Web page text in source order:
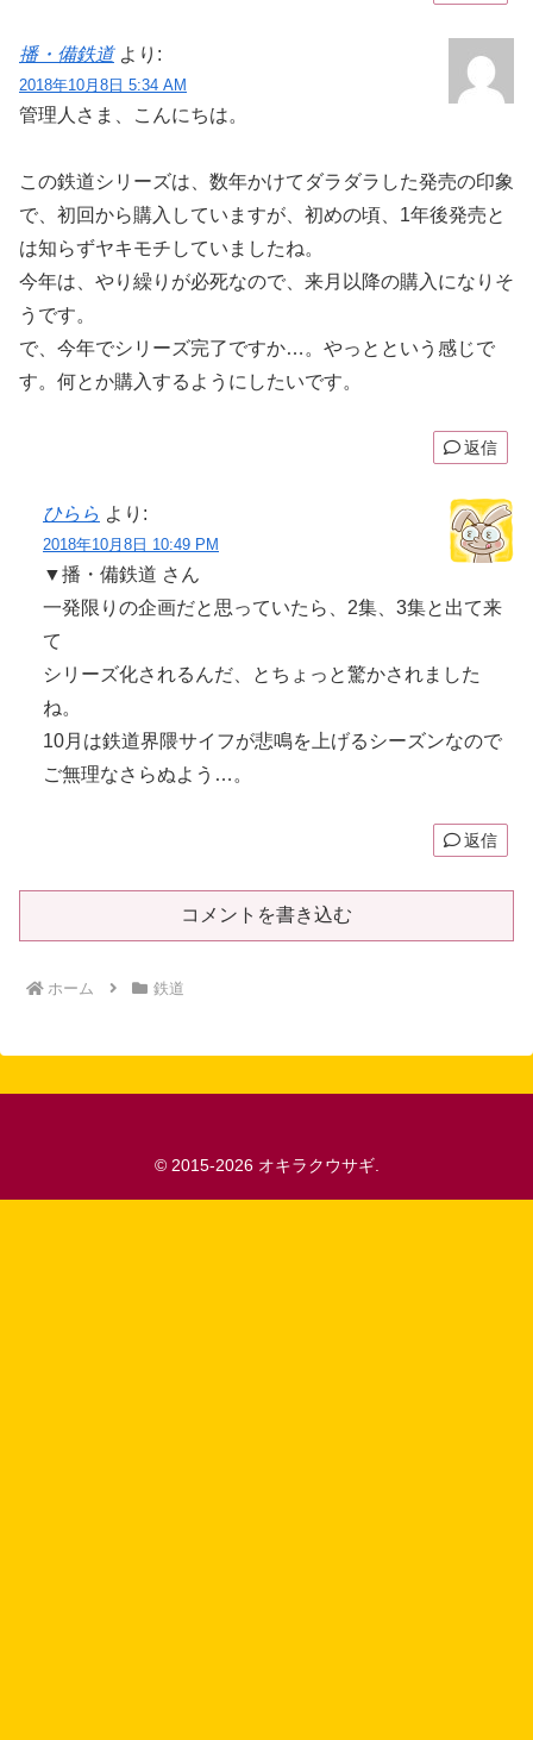
播・備鉄道 より:
2018年10月8日 5:34 AM
管理人さま、こんにちは。
この鉄道シリーズは、数年かけてダラダラした発売の印象
で、初回から購入していますが、初めの頃、1年後発売と
は知らずヤキモチしていましたね。
今年は、やり繰りが必死なので、来月以降の購入になりそ
うです。
で、今年でシリーズ完了ですか…。やっとという感じで
す。何とか購入するようにしたいです。
返信
ひらら より:
2018年10月8日 10:49 PM
▼播・備鉄道 さん
一発限りの企画だと思っていたら、2集、3集と出て来
て
シリーズ化されるんだ、とちょっと驚かされました
ね。
10月は鉄道界隈サイフが悲鳴を上げるシーズンなので
ご無理なさらぬよう…。
返信
コメントを書き込む
ホーム 鉄道
© 2015-2026 オキラクウサギ.